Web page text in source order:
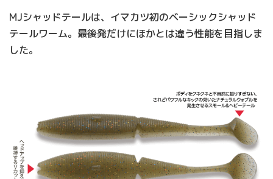
MJシャッドテールは、イマカツ初のベーシックシャッド
テールワーム。最後発だけにほかとは違う性能を目指しま
した。